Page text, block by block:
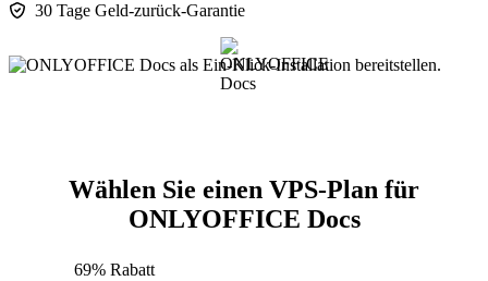
30 Tage Geld-zurück-Garantie
Wählen Sie einen VPS-Plan für
ONLYOFFICE Docs
69% Rabatt